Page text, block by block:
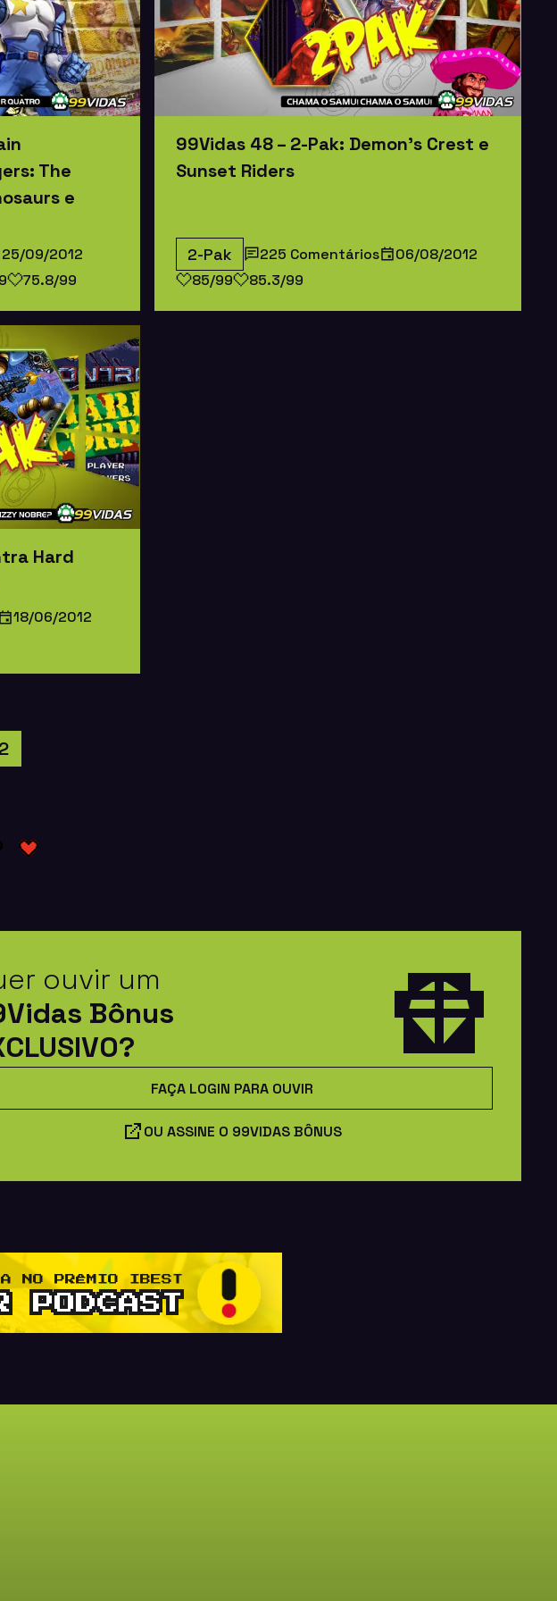
The
e
25/09/2012
75.8/99
99Vidas 48 – 2-Pak: Demon’s Crest e
Sunset Riders
2-Pak 225 Comentários
06/08/2012
85/99
85.3/99
Hard
18/06/2012
2
ouvir um
Bônus
FAÇA LOGIN PARA OUVIR
OU ASSINE O 99VIDAS BÔNUS